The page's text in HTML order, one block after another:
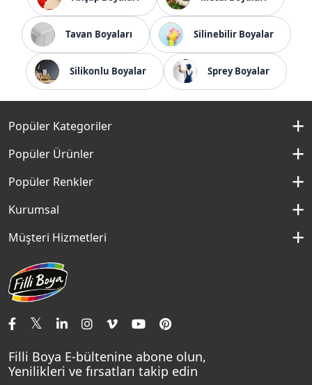
Tavan Boyaları Silinebilir Boyalar
Silikonlu Boyalar Sprey Boyalar
Popüler Kategoriler
İç Cephe Boyaları
İç Cephe Renkleri
Dış Cephe Renkleri
Mobilya Boyaları
Macun ve Astarlar
Yapı Kimyasalları
Tavan Boyaları
Ev Bakım ve Hobi Boyaları
Yatak Odası Renkleri
Popüler Ürünler
Momento Silan
Panel Kapı Boyası
Aqualux
Momento Max Cleanix
Sentomaxx Sentetik Boya
Sentomaxx İpeksi Mat
Momento Life
Popüler Renkler
Kırık Beyaz Rengi
Aydan Rengi
Fildişi Rengi
Andezit Rengi
Şampanya Rengi
Açık Mavi Rengi
Kurumsal
Hakkımızda
Basın Odası
İletişim Bilgilerimiz
Müşteri Hizmetleri
İletişim Formu
Satış Noktaları
Renk Danışma
Filli Ustam
Sıkça Sorulan Sorular
Ücretsiz Yalıtım Keşif Hizmeti
Filli Boya E-bültenine abone olun,
Yenilikleri ve fırsatları takip edin